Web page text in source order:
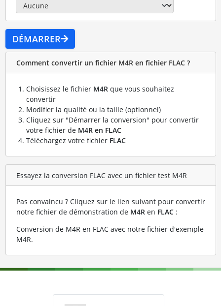
DÉMARRER
Comment convertir un fichier M4R en fichier FLAC ?
Choisissez le fichier M4Rque vous souhaitez
convertir
Modifier la qualité ou la taille (optionnel)
Cliquez sur "Démarrer la conversion" pour convertir
votre fichier de M4R en FLAC
Téléchargez votre fichier FLAC
Essayez la conversion FLAC avec un fichier test M4R
Pas convaincu ? Cliquez sur le lien suivant pour convertir
notre fichier de démonstration de M4Ren FLAC:
Conversion de M4R en FLAC avec notre fichier d'exemple
M4R.